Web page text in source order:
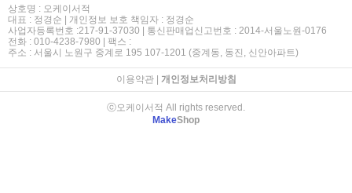
상호명 : 오케이서적
대표 : 정경순 | 개인정보 보호 책임자 : 정경순
사업자등록번호 :217-91-37030 | 통신판매업신고번호 : 2014-서울노원-0176
전화 : 010-4238-7980 | 팩스 :
주소 : 서울시 노원구 중계로 195 107-1201 (중계동, 동진, 신안아파트)
이용약관| 개인정보처리방침
ⓒ오케이서적 All rights reserved.
MakeShop